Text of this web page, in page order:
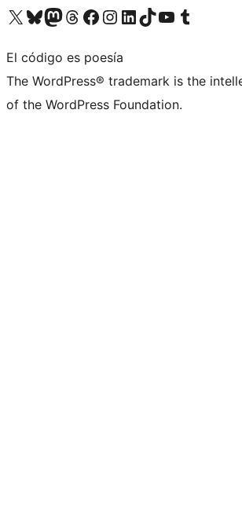
Visita nuestra cuenta de X (anteriormente Twitter)
Visita nuestra cuenta de Bluesky
Visita nuestra cuenta de Mastodon
Visita nuestra cuenta de Threads
Visita nuestra página de Facebook
Visita nuestra cuenta de Instagram
Visita nuestra cuenta de LinkedIn
Visita nuestra cuenta de TikTok
Visita nuestro canal de YouTube
Visita nuestra cuenta de Tumblr
El código es poesía
The WordPress® trademark is the
of the WordPress Foundation.